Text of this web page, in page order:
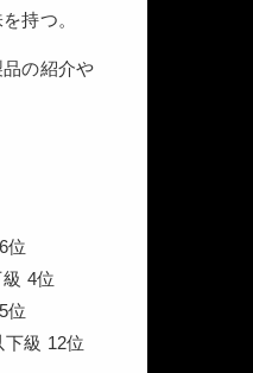
持つ。
の紹介や
位
4位
位
下級 12位